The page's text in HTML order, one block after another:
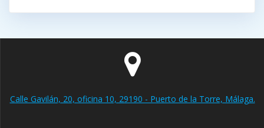
Calle Gavilán, 20, oficina 10, 29190 - Puerto de la Torre, Málaga.